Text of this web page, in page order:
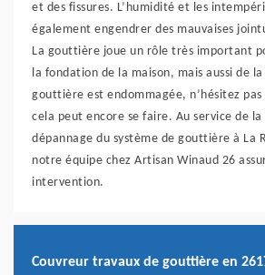
et des fissures. L’humidité et les
également engendrer des mauvaises
La gouttière joue un rôle très important
la fondation de la maison, mais aussi de
gouttière est endommagée, n’hésitez
cela peut encore se faire. Au service de
dépannage du système de gouttière à La
notre équipe chez Artisan Winaud 26
intervention.
Couvreur travaux de gouttière en